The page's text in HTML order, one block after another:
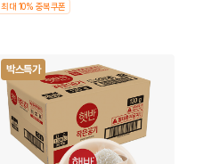
최대 10% 중복쿠폰
박스특가